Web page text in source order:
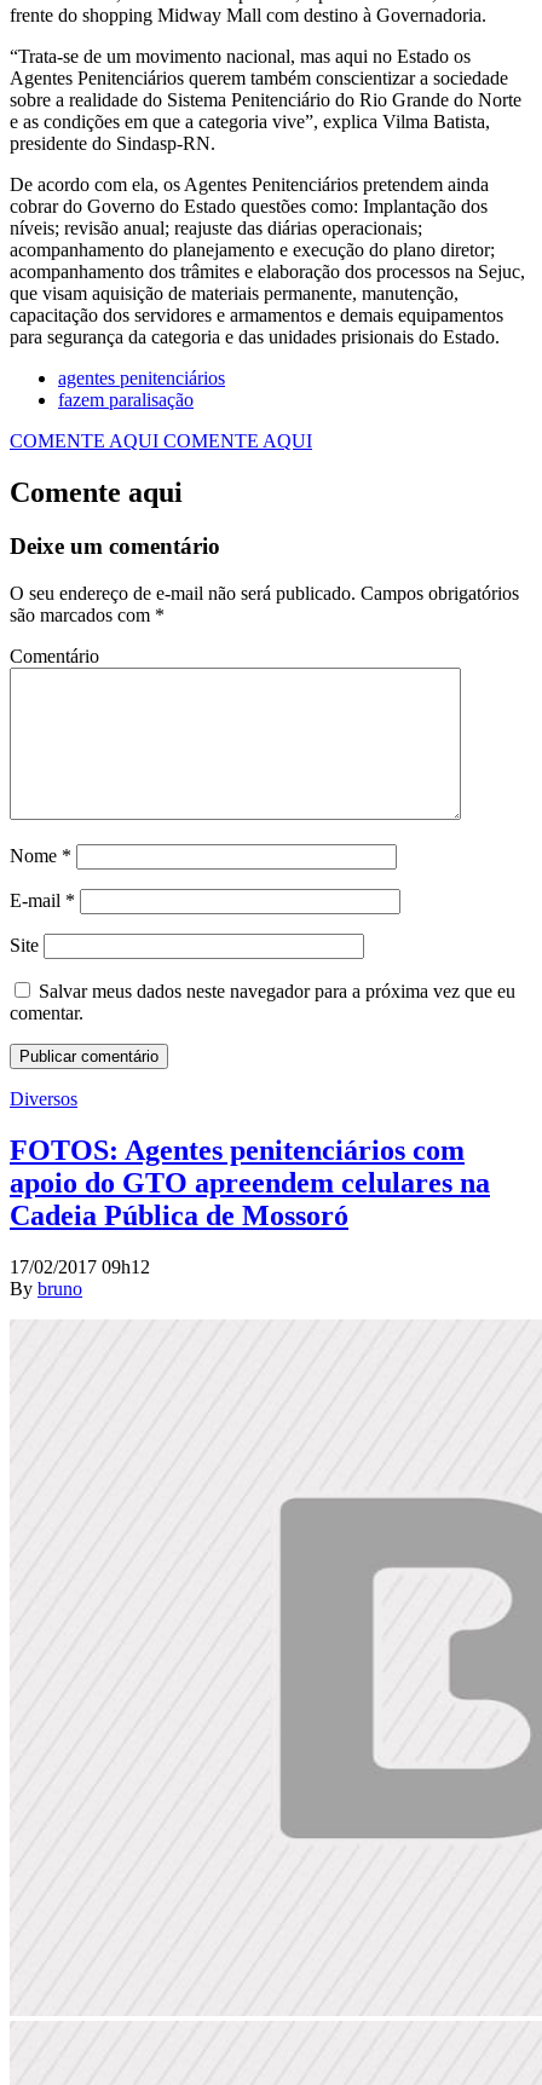
frente do shopping Midway Mall com destino à Governadoria.
“Trata-se de um movimento nacional, mas aqui no Estado os
Agentes Penitenciários querem também conscientizar a sociedade
sobre a realidade do Sistema Penitenciário do Rio Grande do Norte
e as condições em que a categoria vive”, explica Vilma Batista,
presidente do Sindasp-RN.
De acordo com ela, os Agentes Penitenciários pretendem ainda
cobrar do Governo do Estado questões como: Implantação dos
níveis; revisão anual; reajuste das diárias operacionais;
acompanhamento do planejamento e execução do plano diretor;
acompanhamento dos trâmites e elaboração dos processos na Sejuc,
que visam aquisição de materiais permanente, manutenção,
capacitação dos servidores e armamentos e demais equipamentos
para segurança da categoria e das unidades prisionais do Estado.
agentes penitenciários
fazem paralisação
COMENTE AQUI COMENTE AQUI
Comente aqui
Deixe um comentário
O seu endereço de e-mail não será publicado. Campos obrigatórios
são marcados com *
Comentário
Nome *
E-mail *
Site
Salvar meus dados neste navegador para a próxima vez que eu
comentar.
Diversos
FOTOS: Agentes penitenciários com
apoio do GTO apreendem celulares na
Cadeia Pública de Mossoró
17/02/2017 09h12
By bruno